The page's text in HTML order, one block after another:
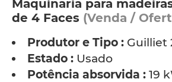
Maquinaria para
de 4 Faces (Venda /
Produtor e Tipo : Guilliet
Estado : Usado
Potência absorvida : 19